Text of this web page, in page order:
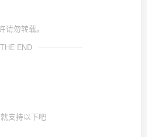
勿转载。
THE END
支持以下吧